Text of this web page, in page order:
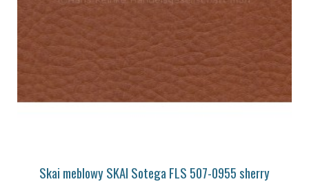
Skai meblowy SKAI Sotega FLS 507-0955 sherry